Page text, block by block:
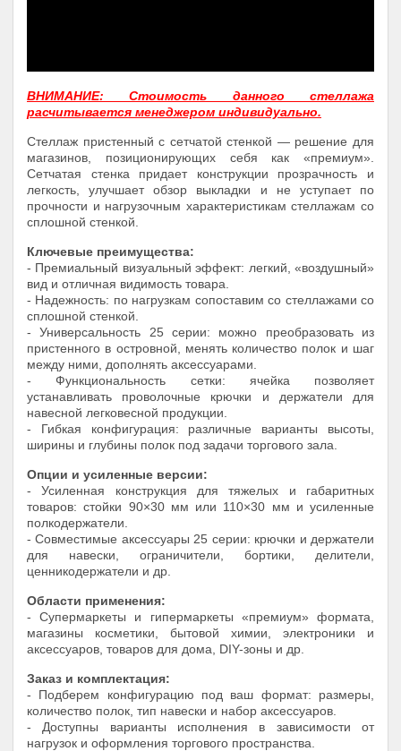
ВНИМАНИЕ: Стоимость данного стеллажа
расчитывается менеджером индивидуально.
Стеллаж пристенный с сетчатой стенкой — решение для
магазинов, позиционирующих себя как «премиум».
Сетчатая стенка придает конструкции прозрачность и
легкость, улучшает обзор выкладки и не уступает по
прочности и нагрузочным характеристикам стеллажам со
сплошной стенкой.
Ключевые преимущества:
- Премиальный визуальный эффект: легкий, «воздушный»
вид и отличная видимость товара.
- Надежность: по нагрузкам сопоставим со стеллажами со
сплошной стенкой.
- Универсальность 25 серии: можно преобразовать из
пристенного в островной, менять количество полок и шаг
между ними, дополнять аксессуарами.
- Функциональность сетки: ячейка позволяет
устанавливать проволочные крючки и держатели для
навесной легковесной продукции.
- Гибкая конфигурация: различные варианты высоты,
ширины и глубины полок под задачи торгового зала.
Опции и усиленные версии:
- Усиленная конструкция для тяжелых и габаритных
товаров: стойки 90×30 мм или 110×30 мм и усиленные
полкодержатели.
- Совместимые аксессуары 25 серии: крючки и держатели
для навески, ограничители, бортики, делители,
ценникодержатели и др.
Области применения:
- Супермаркеты и гипермаркеты «премиум» формата,
магазины косметики, бытовой химии, электроники и
аксессуаров, товаров для дома, DIY-зоны и др.
Заказ и комплектация:
- Подберем конфигурацию под ваш формат: размеры,
количество полок, тип навески и набор аксессуаров.
- Доступны варианты исполнения в зависимости от
нагрузок и оформления торгового пространства.